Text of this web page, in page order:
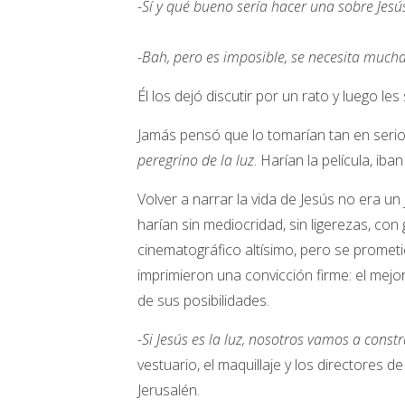
-Sí y qué bueno sería hacer una sobre
-Bah, pero es imposible, se necesita
Él los dejó discutir por un rato y luego les
Jamás pensó que lo tomarían tan en
peregrino de la luz. Harían la película,
Volver a narrar la vida de Jesús no era
harían sin mediocridad, sin ligerezas,
cinematográfico altísimo, pero se
imprimieron una convicción firme: el
de sus posibilidades.
-Si Jesús es la luz, nosotros vamos a
vestuario, el maquillaje y los directores
Jerusalén.